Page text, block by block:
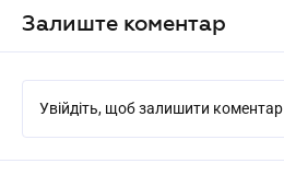
Залиште коментар
Увійдіть, щоб залишити коментар